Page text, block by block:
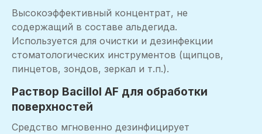
Высокоэффективный концентрат, не
содержащий в составе альдегида.
Используется для очистки и дезинфекции
стоматологических инструментов (щипцов,
пинцетов, зондов, зеркал и т.п.).
Раствор Bacillol AF для обработки
поверхностей
Средство мгновенно дезинфицирует